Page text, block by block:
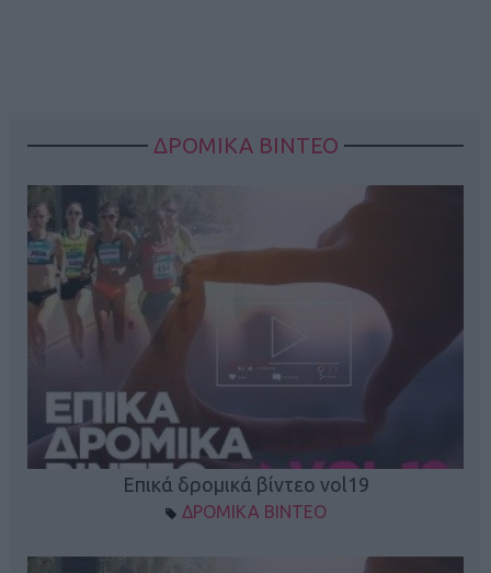
ΔΡΟΜΙΚΑ ΒΙΝΤΕΟ
Επικά δρομικά βίντεο vol19
ΔΡΟΜΙΚΑ ΒΙΝΤΕΟ